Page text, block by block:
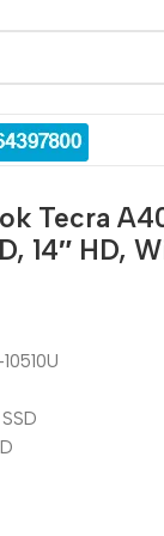
Tecra
14″ HD,